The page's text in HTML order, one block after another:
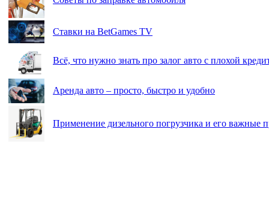
Ставки на BetGames TV
Всё, что нужно знать про залог авто с плохой
Аренда авто – просто, быстро и удобно
Применение дизельного погрузчика и его важные